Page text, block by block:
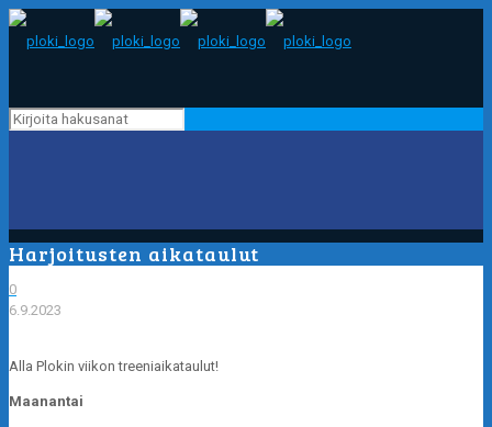
Harjoitusten aikataulut
0
6.9.2023
Alla Plokin viikon treeniaikataulut!
Maanantai